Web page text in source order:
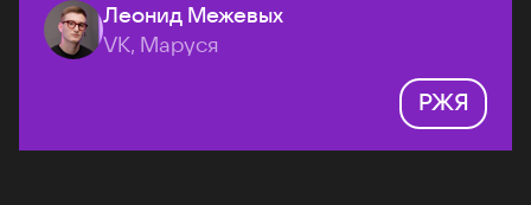
Леонид Межевых
VK, Маруся
РЖЯ